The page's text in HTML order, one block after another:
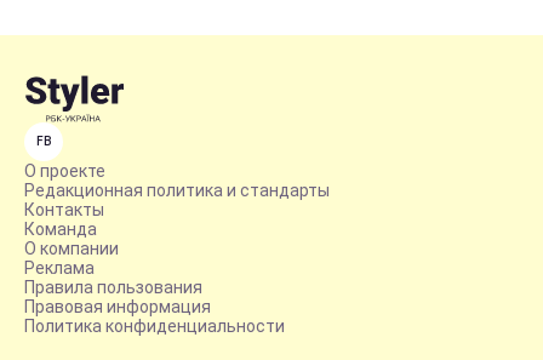
FB
О проекте
Редакционная политика и стандарты
Контакты
Команда
О компании
Реклама
Правила пользования
Правовая информация
Политика конфиденциальности